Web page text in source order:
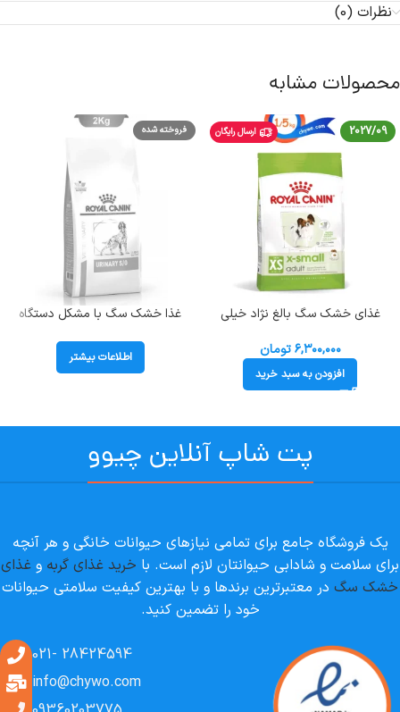
نظرات (0)
محصولات مشابه
2027/09 ارسال رایگان
غذای خشک سگ بالغ نژاد خیلی
(تا وزن 4 کیلوگرم) Royal Canin X-۶,۳۰۰,۰۰۰ تومان
افزودن به سبد خرید
فروخته شده
غذا خشک سگ با مشکل دستگاه
اطلاعات بیشتر
پت شاپ آنلاین چیوو
یک فروشگاه جامع برای تمامی نیازهای حیوانات خانگی و هر آنچه
برای سلامت و شادابی حیوانتان لازم است. با خرید غذای گربه و غذای
خشک سگ در معتبرترین برندها و با بهترین کیفیت سلامتی حیوانات
خود را تضمین کنید.
28424594 -021
info@chywo.com